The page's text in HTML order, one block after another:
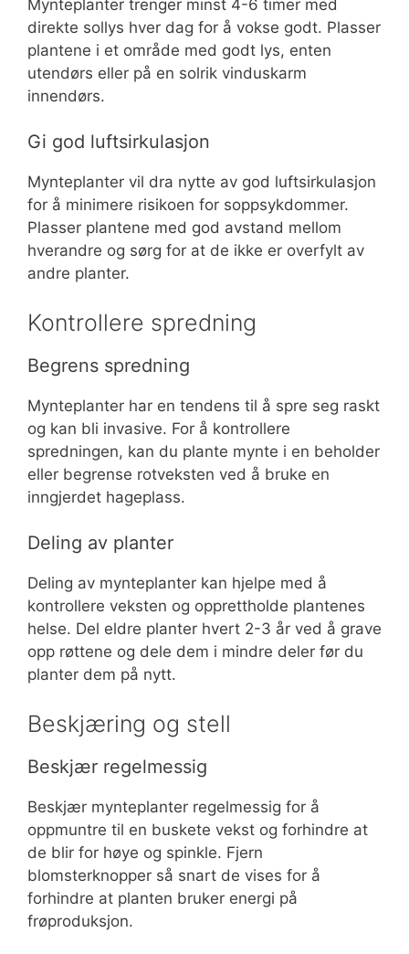
Mynteplanter trenger minst 4-6 timer med
direkte sollys hver dag for å vokse godt. Plasser
plantene i et område med godt lys, enten
utendørs eller på en solrik vinduskarm
innendørs.
Gi god luftsirkulasjon
Mynteplanter vil dra nytte av god luftsirkulasjon
for å minimere risikoen for soppsykdommer.
Plasser plantene med god avstand mellom
hverandre og sørg for at de ikke er overfylt av
andre planter.
Kontrollere spredning
Begrens spredning
Mynteplanter har en tendens til å spre seg raskt
og kan bli invasive. For å kontrollere
spredningen, kan du plante mynte i en beholder
eller begrense rotveksten ved å bruke en
inngjerdet hageplass.
Deling av planter
Deling av mynteplanter kan hjelpe med å
kontrollere veksten og opprettholde plantenes
helse. Del eldre planter hvert 2-3 år ved å grave
opp røttene og dele dem i mindre deler før du
planter dem på nytt.
Beskjæring og stell
Beskjær regelmessig
Beskjær mynteplanter regelmessig for å
oppmuntre til en buskete vekst og forhindre at
de blir for høye og spinkle. Fjern
blomsterknopper så snart de vises for å
forhindre at planten bruker energi på
frøproduksjon.